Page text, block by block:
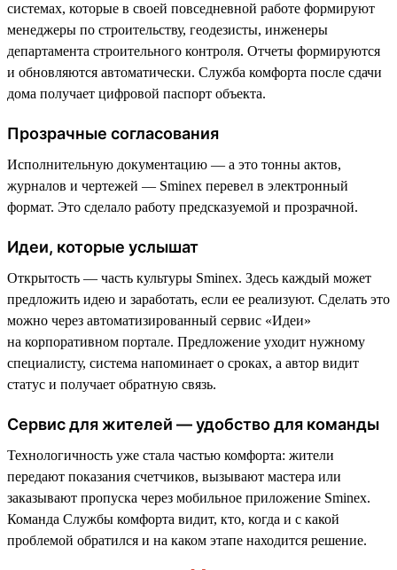
системах, которые в своей повседневной работе формируют
менеджеры по строительству, геодезисты, инженеры
департамента строительного контроля. Отчеты формируются
и обновляются автоматически. Служба комфорта после сдачи
дома получает цифровой паспорт объекта.
Прозрачные согласования
Исполнительную документацию — а это тонны актов,
журналов и чертежей — Sminex перевел в электронный
формат. Это сделало работу предсказуемой и прозрачной.
Идеи, которые услышат
Открытость — часть культуры Sminex. Здесь каждый может
предложить идею и заработать, если ее реализуют. Сделать это
можно через автоматизированный сервис «Идеи»
на корпоративном портале. Предложение уходит нужному
специалисту, система напоминает о сроках, а автор видит
статус и получает обратную связь.
Сервис для жителей — удобство для команды
Технологичность уже стала частью комфорта: жители
передают показания счетчиков, вызывают мастера или
заказывают пропуска через мобильное приложение Sminex.
Команда Службы комфорта видит, кто, когда и с какой
проблемой обратился и на каком этапе находится решение.